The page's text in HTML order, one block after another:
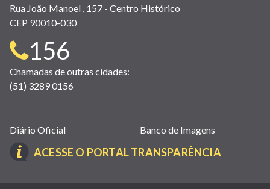
Rua João Manoel , 157 - Centro Histórico
CEP 90010-030
Telefone
para
contato:
156
Chamadas de outras cidades:
(51) 3289 0156
Links
úteis
(abrem
Diário Oficial Banco de Imagens
ACESSE O PORTAL TRANSPARÊNCIA(LINK
EM